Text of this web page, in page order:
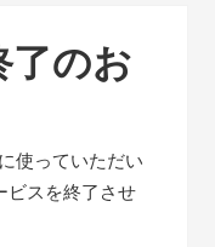
了のお
使っていただい
ビスを終了させ